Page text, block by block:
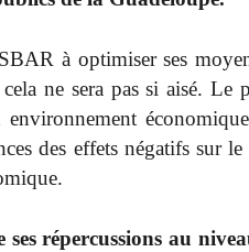
à optimiser ses
ne sera pas si aisé. Le
des effets négatifs sur
répercussions au